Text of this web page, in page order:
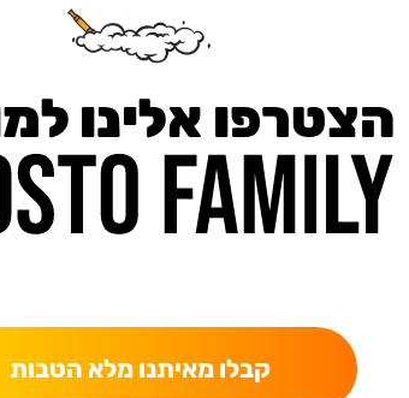
הצטרפו אלינו
קבלו מאיתנו מלא הטבות